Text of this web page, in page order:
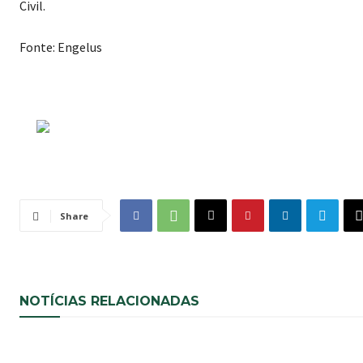
Civil.
Fonte: Engelus
Share
NOTÍCIAS RELACIONADAS